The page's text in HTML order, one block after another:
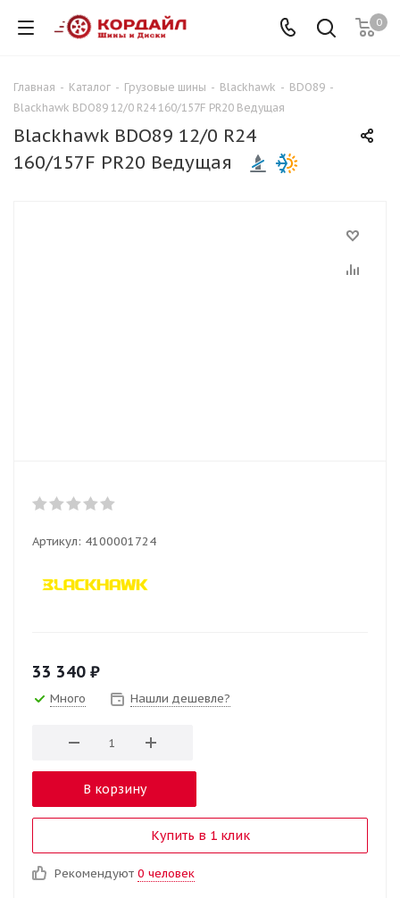
0
Главная - Каталог - Грузовые шины - Blackhawk - BDO89 -
Blackhawk BDO89 12/0 R24 160/157F PR20 Ведущая
Blackhawk BDO89 12/0 R24
160/157F PR20 Ведущая
Артикул: 4100001724
33 340 ₽
Много Нашли дешевле?
В корзину
Купить в 1 клик
Рекомендуют 0 человек